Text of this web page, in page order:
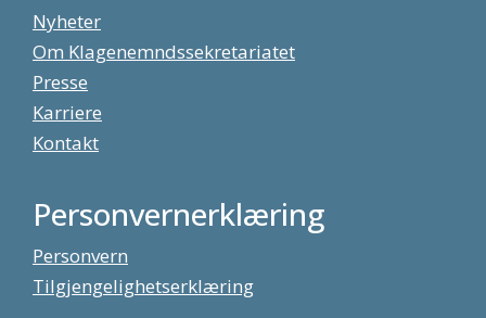
Nyheter
Om Klagenemndssekretariatet
Presse
Karriere
Kontakt
Personvernerklæring
Personvern
Tilgjengelighetserklæring